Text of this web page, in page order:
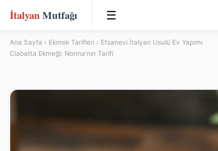
İtalyan Mutfağı ☰
Ana Sayfa › Ekmek Tarifleri › Efsanevi İtalyan Usulü Ev Yapımı
Ciabatta Ekmeği: Nonna’nın Tarifi